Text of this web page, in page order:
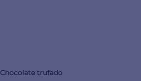
Chocolate trufado